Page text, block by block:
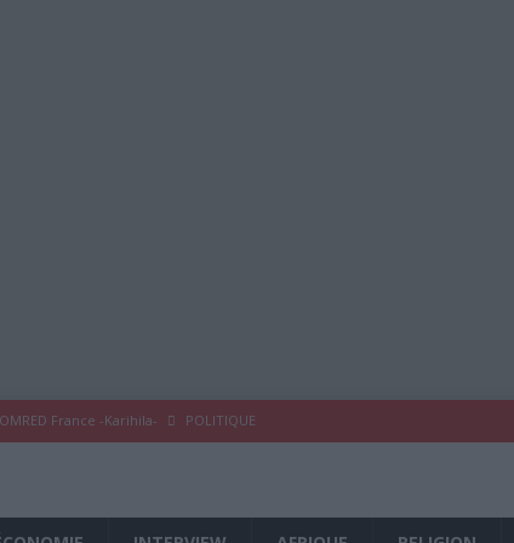
France -Karihila- POLITIQUE